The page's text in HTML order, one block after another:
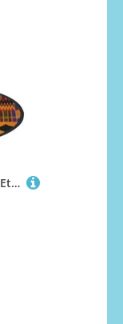
BREAUX Afrikanischer Tribal Ethnische Textur Druck Halloween Hexe und Zauberer Hut Hexenkostüm für Themendekoration Halloween Party